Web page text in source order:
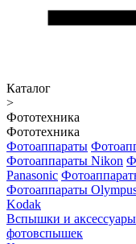
Каталог
>
Фототехника
Фототехника
Фотоаппараты
Фотоаппараты Nikon
Panasonic
Фотоаппараты
Kodak
Вспышки и аксессуары
фотовспышек